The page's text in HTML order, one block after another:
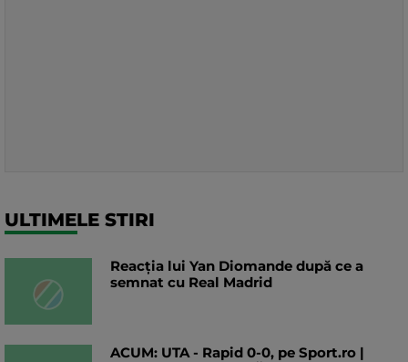
ULTIMELE STIRI
Reacția lui Yan Diomande după ce a
semnat cu Real Madrid
ACUM: UTA - Rapid 0-0, pe Sport.ro |